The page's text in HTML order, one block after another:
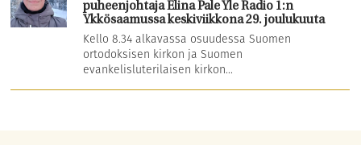
Yhteystiedot
puheenjohtaja Elina Pale Yle Radio 1:n
Ykkösaamussa keskiviikkona 29. joulukuuta
Kello 8.34 alkavassa osuudessa Suomen
ortodoksisen kirkon ja Suomen
evankelisluterilaisen kirkon...